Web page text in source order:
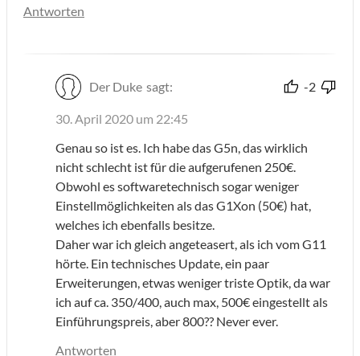
Antworten
Der Duke sagt: -2
30. April 2020 um 22:45
Genau so ist es. Ich habe das G5n, das wirklich
nicht schlecht ist für die aufgerufenen 250€.
Obwohl es softwaretechnisch sogar weniger
Einstellmöglichkeiten als das G1Xon (50€) hat,
welches ich ebenfalls besitze.
Daher war ich gleich angeteasert, als ich vom G11
hörte. Ein technisches Update, ein paar
Erweiterungen, etwas weniger triste Optik, da war
ich auf ca. 350/400, auch max, 500€ eingestellt als
Einführungspreis, aber 800?? Never ever.
Antworten